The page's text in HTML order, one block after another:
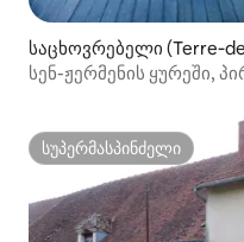
საცხოვრებელი
Guadeloupe)
სენ-ჟერმენის ყურეში,
სუპერმასპინძელი
სუპერმასპინძელი